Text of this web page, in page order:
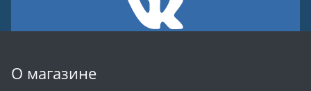
О магазине